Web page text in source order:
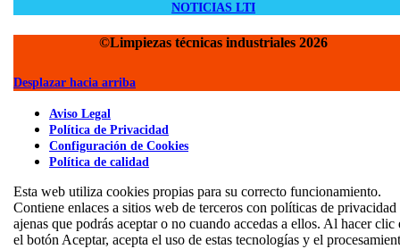
NOTICIAS LTI
©Limpiezas técnicas industriales 2026
Desplazar hacia arriba
Aviso Legal
Política de Privacidad
Configuración de Cookies
Política de calidad
Esta web utiliza cookies propias para su correcto funcionamiento.
Contiene enlaces a sitios web de terceros con políticas de privacidad
ajenas que podrás aceptar o no cuando accedas a ellos. Al hacer clic
el botón Aceptar, acepta el uso de estas tecnologías y el